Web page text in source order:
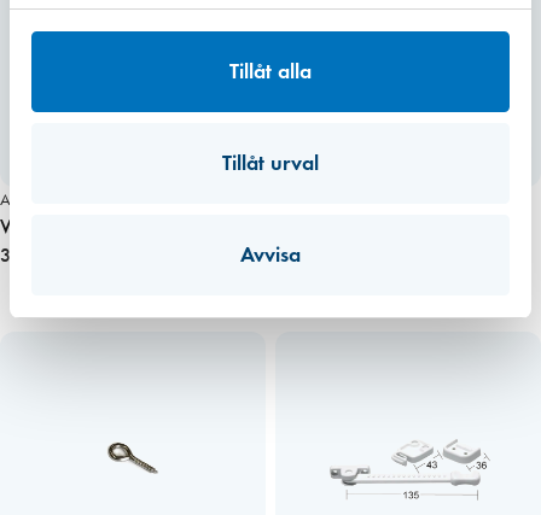
Tillåt alla
Tillåt urval
Avvisa
Art. nr 2059
Vädringsbeslag 371 utåtg. end.
karm, vit pris/st
30,00 kr
APS 66/370, 5mm
7,80 kr